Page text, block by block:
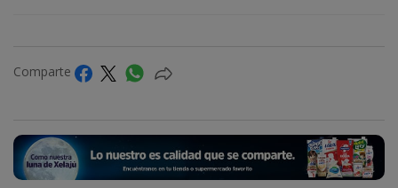
Comparte